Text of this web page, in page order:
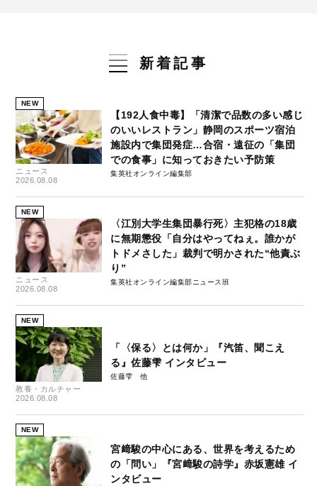
新着記事
NEW
ニュース
2026.08.08
【192人食中毒】「清潔で品数の多い感じ
のいいレストラン」静岡のスポーツ宿泊
施設内で集団発症…合宿・遠征の「集団
での食事」に知っておきたい予防策
集英社オンライン編集部
NEW
ニュース
2026.08.08
〈江別大学生集団暴行死〉主犯格の18歳
に無期懲役「自分はやってねぇ。誰かが
トドメさした」裁判で明かされた“他責ぶ
り”
集英社オンライン編集部ニュース班
NEW
教養・カルチャー
2026.08.08
「〈保る〉とは何か」『汽笛、聞こえ
る』佐藤雫 インタビュー
佐藤雫
NEW
宮﨑駿の中心にある、世界を考えるため
の「問い」『宮﨑駿の詩学』赤坂憲雄 イ
ンタビュー